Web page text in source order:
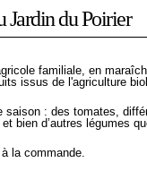
Jardin du Poirier
familiale, en
issus de l'agriculture
: des tomates,
bien d’autres légumes
la commande.